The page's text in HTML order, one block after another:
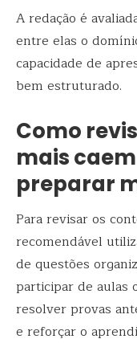
A redação é
entre elas o
capacidade de
bem estruturado.
Como
mais caem
preparar
Para revisar os
recomendável
de questões
participar de aulas
resolver provas
e reforçar o